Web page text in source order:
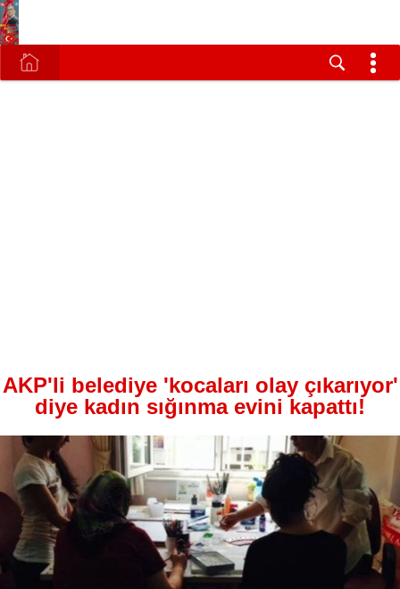
AKP'li belediye 'kocaları olay çıkarıyor'
diye kadın sığınma evini kapattı!